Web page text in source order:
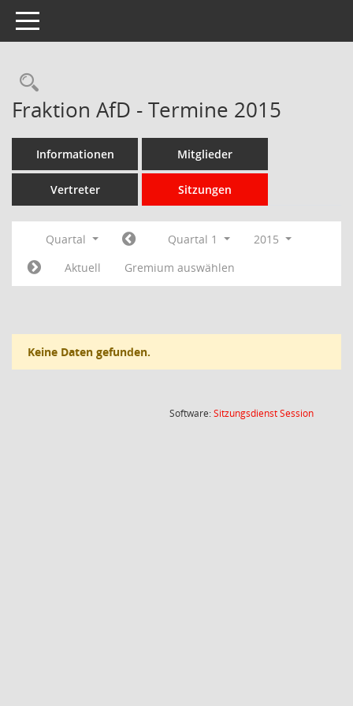
Toggle navigation
Rechercheauswahl
Fraktion AfD - Termine 2015
Informationen Mitglieder
Vertreter Sitzungen
Quartal Quartal 1
2015
Aktuell
Gremium auswählen
Keine Daten gefunden.
Software:SitzungsdienstSession(Wird in